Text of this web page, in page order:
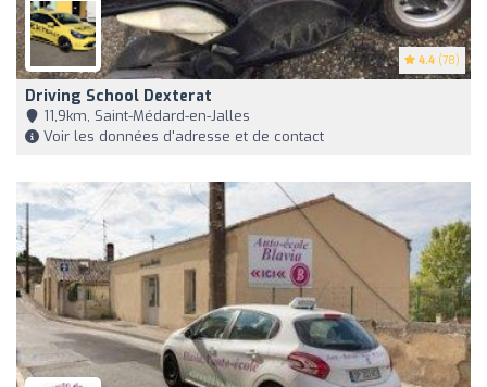
4.4 (78)
Driving School Dexterat
11,9km, Saint-Médard-en-Jalles
Voir les données d'adresse et de contact